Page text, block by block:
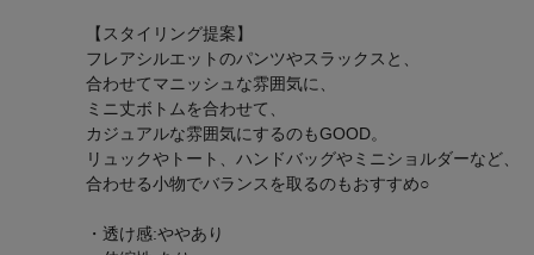
【スタイリング提案】
フレアシルエットのパンツやスラックスと、
合わせてマニッシュな雰囲気に、
ミニ丈ボトムを合わせて、
カジュアルな雰囲気にするのもGOOD。
リュックやトート、ハンドバッグやミニショルダーなど、
合わせる小物でバランスを取るのもおすすめ○
・透け感:ややあり